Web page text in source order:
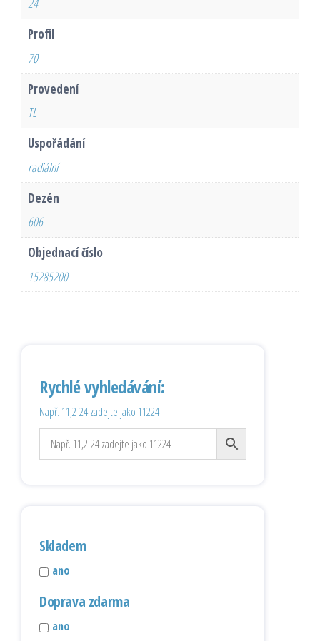
24
Profil
70
Provedení
TL
Uspořádání
radiální
Dezén
606
Objednací číslo
15285200
Rychlé vyhledávání:
Např. 11,2-24 zadejte jako 11224
Skladem
ano
Doprava zdarma
ano